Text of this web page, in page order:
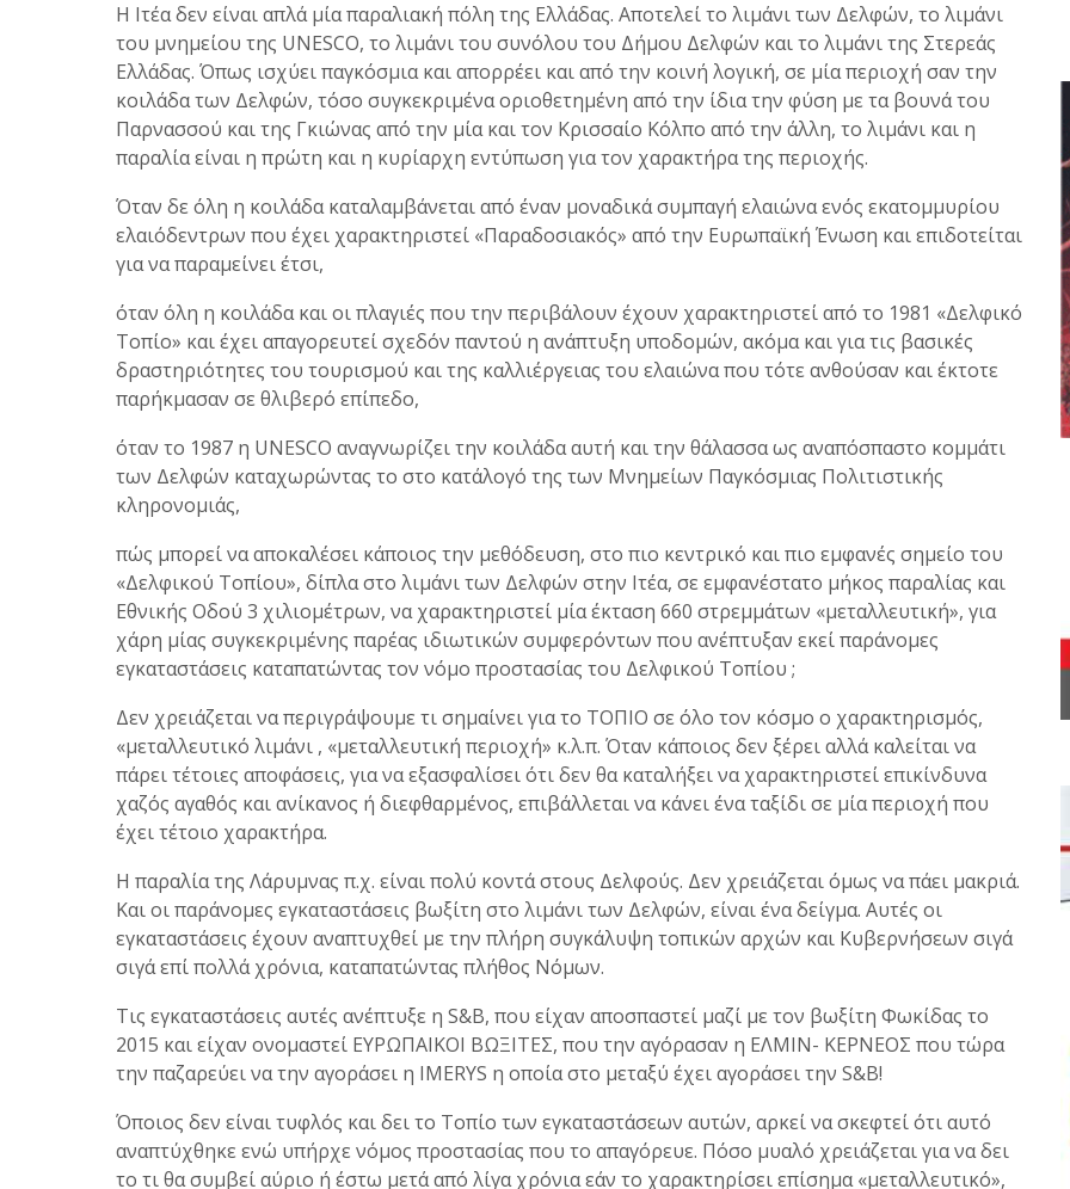
Η Ιτέα δεν είναι απλά μία παραλιακή πόλη της Ελλάδας. Αποτελεί το λιμάνι των Δελφών, το λιμάνι
του μνημείου της UNESCO, το λιμάνι του συνόλου του Δήμου Δελφών και το λιμάνι της Στερεάς
Ελλάδας. Όπως ισχύει παγκόσμια και απορρέει και από την κοινή λογική, σε μία περιοχή σαν την
κοιλάδα των Δελφών, τόσο συγκεκριμένα οριοθετημένη από την ίδια την φύση με τα βουνά του
Παρνασσού και της Γκιώνας από την μία και τον Κρισσαίο Κόλπο από την άλλη, το λιμάνι και η
παραλία είναι η πρώτη και η κυρίαρχη εντύπωση για τον χαρακτήρα της περιοχής.
Όταν δε όλη η κοιλάδα καταλαμβάνεται από έναν μοναδικά συμπαγή ελαιώνα ενός εκατομμυρίου
ελαιόδεντρων που έχει χαρακτηριστεί «Παραδοσιακός» από την Ευρωπαϊκή Ένωση και επιδοτείται
για να παραμείνει έτσι,
όταν όλη η κοιλάδα και οι πλαγιές που την περιβάλουν έχουν χαρακτηριστεί από το 1981 «Δελφικό
Τοπίο» και έχει απαγορευτεί σχεδόν παντού η ανάπτυξη υποδομών, ακόμα και για τις βασικές
δραστηριότητες του τουρισμού και της καλλιέργειας του ελαιώνα που τότε ανθούσαν και έκτοτε
παρήκμασαν σε θλιβερό επίπεδο,
όταν το 1987 η UNESCO αναγνωρίζει την κοιλάδα αυτή και την θάλασσα ως αναπόσπαστο κομμάτι
των Δελφών καταχωρώντας το στο κατάλογό της των Μνημείων Παγκόσμιας Πολιτιστικής
κληρονομιάς,
πώς μπορεί να αποκαλέσει κάποιος την μεθόδευση, στο πιο κεντρικό και πιο εμφανές σημείο του
«Δελφικού Τοπίου», δίπλα στο λιμάνι των Δελφών στην Ιτέα, σε εμφανέστατο μήκος παραλίας και
Εθνικής Οδού 3 χιλιομέτρων, να χαρακτηριστεί μία έκταση 660 στρεμμάτων «μεταλλευτική», για
χάρη μίας συγκεκριμένης παρέας ιδιωτικών συμφερόντων που ανέπτυξαν εκεί παράνομες
εγκαταστάσεις καταπατώντας τον νόμο προστασίας του Δελφικού Τοπίου ;
Δεν χρειάζεται να περιγράψουμε τι σημαίνει για το ΤΟΠΙΟ σε όλο τον κόσμο ο χαρακτηρισμός,
«μεταλλευτικό λιμάνι , «μεταλλευτική περιοχή» κ.λ.π. Όταν κάποιος δεν ξέρει αλλά καλείται να
πάρει τέτοιες αποφάσεις, για να εξασφαλίσει ότι δεν θα καταλήξει να χαρακτηριστεί επικίνδυνα
χαζός αγαθός και ανίκανος ή διεφθαρμένος, επιβάλλεται να κάνει ένα ταξίδι σε μία περιοχή που
έχει τέτοιο χαρακτήρα.
Η παραλία της Λάρυμνας π.χ. είναι πολύ κοντά στους Δελφούς. Δεν χρειάζεται όμως να πάει μακριά.
Και οι παράνομες εγκαταστάσεις βωξίτη στο λιμάνι των Δελφών, είναι ένα δείγμα. Αυτές οι
εγκαταστάσεις έχουν αναπτυχθεί με την πλήρη συγκάλυψη τοπικών αρχών και Κυβερνήσεων σιγά
σιγά επί πολλά χρόνια, καταπατώντας πλήθος Νόμων.
Τις εγκαταστάσεις αυτές ανέπτυξε η S&B, που είχαν αποσπαστεί μαζί με τον βωξίτη Φωκίδας το
2015 και είχαν ονομαστεί ΕΥΡΩΠΑΙΚΟΙ ΒΩΞΙΤΕΣ, που την αγόρασαν η ΕΛΜΙΝ- ΚΕΡΝΕΟΣ που τώρα
την παζαρεύει να την αγοράσει η ΙMERΥS η οποία στο μεταξύ έχει αγοράσει την S&B!
Όποιος δεν είναι τυφλός και δει το Τοπίο των εγκαταστάσεων αυτών, αρκεί να σκεφτεί ότι αυτό
αναπτύχθηκε ενώ υπήρχε νόμος προστασίας που το απαγόρευε. Πόσο μυαλό χρειάζεται για να δει
το τι θα συμβεί αύριο ή έστω μετά από λίγα χρόνια εάν το χαρακτηρίσει επίσημα «μεταλλευτικό»,